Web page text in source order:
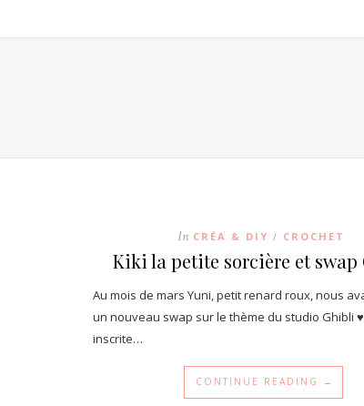
In CRÉA & DIY / CROCHET
Kiki la petite sorcière et
Au mois de mars Yuni, petit renard roux, nous
un nouveau swap sur le thème du studio Ghibli ♥
inscrite…
CONTINUE READING →